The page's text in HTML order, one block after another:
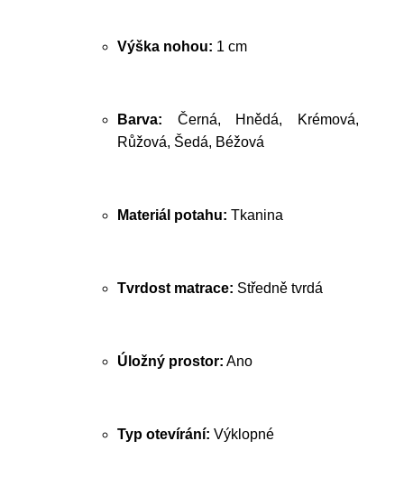
Výška nohou: 1 cm
Barva: Černá, Hnědá, Krémová,
Růžová, Šedá, Béžová
Materiál potahu: Tkanina
Tvrdost matrace: Středně tvrdá
Úložný prostor: Ano
Typ otevírání: Výklopné